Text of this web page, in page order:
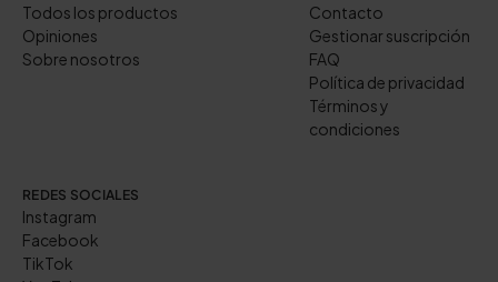
Todos los productos
Opiniones
Sobre nosotros
Contacto
Gestionar suscripción
FAQ
Política de privacidad
Términos y
condiciones
REDES SOCIALES
Instagram
Facebook
TikTok